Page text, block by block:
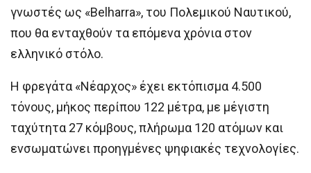
γνωστές ως «Belharra», του Πολεμικού Ναυτικού,
που θα ενταχθούν τα επόμενα χρόνια στον
ελληνικό στόλο.
Η φρεγάτα «Νέαρχος» έχει εκτόπισμα 4.500
τόνους, μήκος περίπου 122 μέτρα, με μέγιστη
ταχύτητα 27 κόμβους, πλήρωμα 120 ατόμων και
ενσωματώνει προηγμένες ψηφιακές τεχνολογίες.